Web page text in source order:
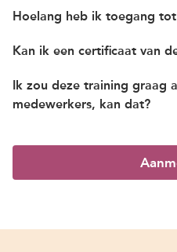
Hoelang heb ik toegang
Kan ik een certificaat van
Ik zou deze training graag
medewerkers, kan dat?